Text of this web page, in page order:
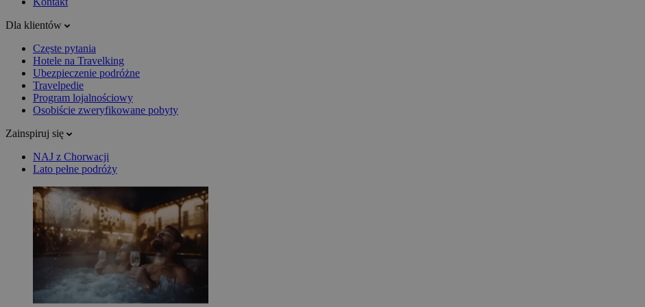
Dla klientów
Częste pytania
Hotele na Travelking
Ubezpieczenie podróżne
Travelpedie
Program lojalnościowy
Osobiście zweryfikowane pobyty
Zainspiruj się
NAJ z Chorwacji
Lato pełne podróży